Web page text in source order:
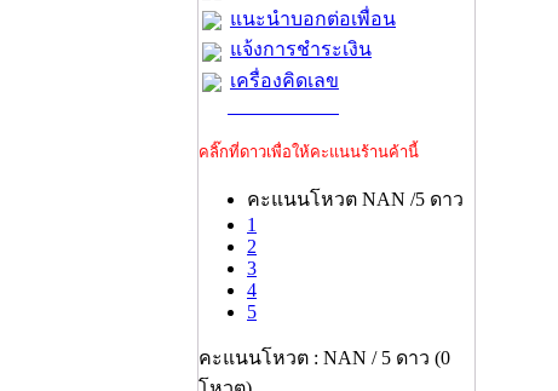
แนะนำบอกต่อเพื่อน
แจ้งการชำระเงิน
เครื่องคิดเลข
คลิ๊กที่ดาวเพื่อให้คะแนนร้านค้านี้
คะแนนโหวต NAN /5 ดาว
1
2
3
4
5
คะแนนโหวต : NAN / 5 ดาว (0